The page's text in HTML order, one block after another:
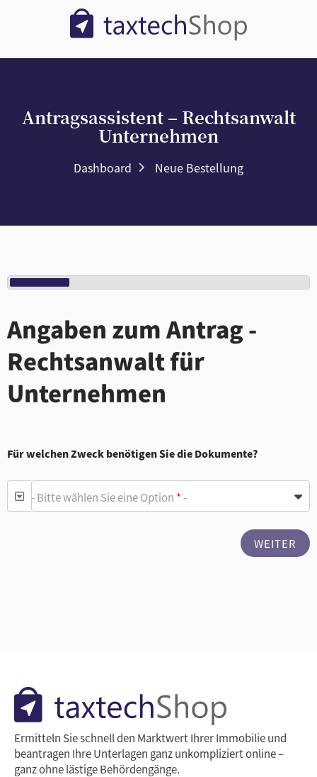
Antragsassistent – Rechtsanwalt
Unternehmen
Dashboard Neue Bestellung
Angaben zum Antrag -
Rechtsanwalt für
Unternehmen
Für welchen Zweck benötigen Sie die Dokumente?
- Bitte wählen Sie eine Option *-
WEITER
Ermitteln Sie schnell den Marktwert Ihrer Immobilie und
beantragen Ihre Unterlagen ganz unkompliziert online –
ganz ohne lästige Behördengänge.